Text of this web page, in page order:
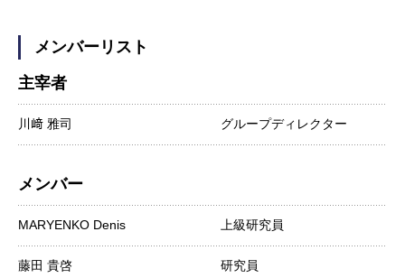
メンバーリスト
主宰者
川﨑 雅司 グループディレクター
メンバー
MARYENKO Denis 上級研究員
藤田 貴啓 研究員